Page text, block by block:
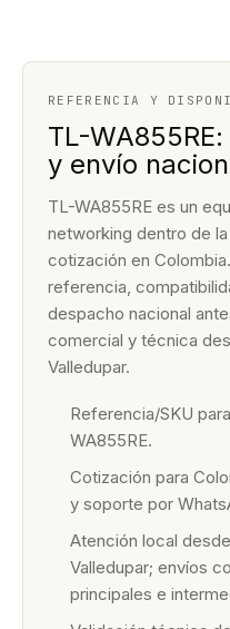
REFERENCIA Y
TL-
y envío
TL-WA855RE es un
networking dentro de
cotización en
referencia,
despacho nacional
comercial y técnica
Valledupar.
Referencia/SKU
WA855RE.
Cotización para
y soporte por
Atención local
Valledupar; envíos
principales e